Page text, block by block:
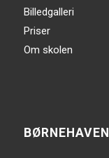
Billedgalleri
Priser
Om skolen
BØRNEHAVEN